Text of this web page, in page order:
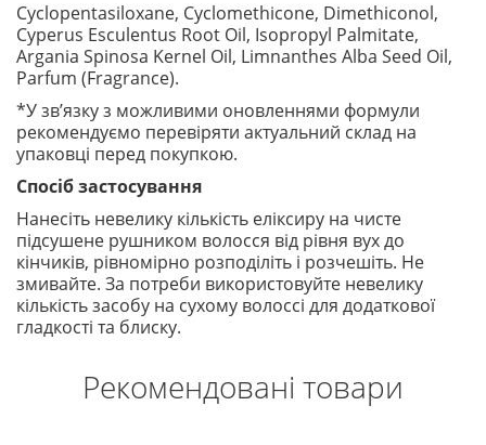
Cyclopentasiloxane, Cyclomethicone, Dimethiconol,
Cyperus Esculentus Root Oil, Isopropyl Palmitate,
Argania Spinosa Kernel Oil, Limnanthes Alba Seed Oil,
Parfum (Fragrance).
*У зв’язку з можливими оновленнями формули
рекомендуємо перевіряти актуальний склад на
упаковці перед покупкою.
Спосіб застосування
Нанесіть невелику кількість еліксиру на чисте
підсушене рушником волосся від рівня вух до
кінчиків, рівномірно розподіліть і розчешіть. Не
змивайте. За потреби використовуйте невелику
кількість засобу на сухому волоссі для додаткової
гладкості та блиску.
Рекомендовані товари